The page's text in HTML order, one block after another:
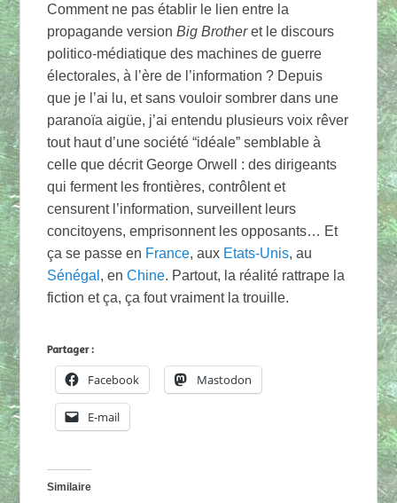
Comment ne pas établir le lien entre la
propagande versionBig Brotheret le discours
politico-médiatique des machines de guerre
électorales, à l’ère de l’information ? Depuis
que je l’ai lu, et sans vouloir sombrer dans une
paranoïa aigüe, j’ai entendu plusieurs voix rêver
tout haut d’une société “idéale” semblable à
celle que décrit George Orwell : des dirigeants
qui ferment les frontières, contrôlent et
censurent l’information, surveillent leurs
concitoyens, emprisonnent les opposants… Et
ça se passe en France, aux Etats-Unis, au
Sénégal , enChine. Partout, la réalité rattrape la
fiction et ça, ça fout vraiment la trouille.
Partager :
Facebook Mastodon
E-mail
Similaire